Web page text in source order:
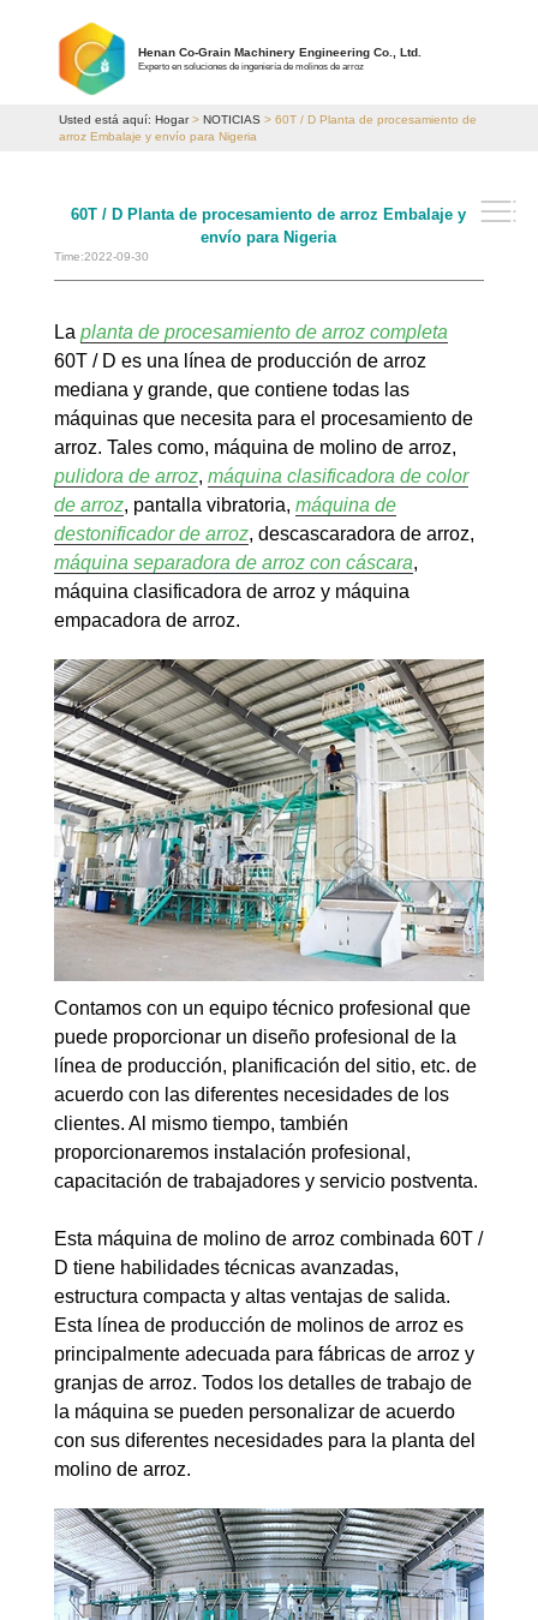
Henan Co-Grain Machinery Engineering Co., Ltd.
Experto en soluciones de ingeniería de molinos de arroz
Usted está aquí: Hogar>NOTICIAS > 60T / D Planta de procesamiento de
arroz Embalaje y envío para Nigeria
60T / D Planta de procesamiento de arroz Embalaje y
envío para Nigeria
Time:2022-09-30
La planta de procesamiento de arroz completa
60T / D es una línea de producción de arroz
mediana y grande, que contiene todas las
máquinas que necesita para el procesamiento de
arroz. Tales como, máquina de molino de arroz,
pulidora de arroz, máquina clasificadora de color
de arroz, pantalla vibratoria, máquina de
destonificador de arroz, descascaradora de arroz,
máquina separadora de arroz con cáscara,
máquina clasificadora de arroz y máquina
empacadora de arroz.
Contamos con un equipo técnico profesional que
puede proporcionar un diseño profesional de la
línea de producción, planificación del sitio, etc. de
acuerdo con las diferentes necesidades de los
clientes. Al mismo tiempo, también
proporcionaremos instalación profesional,
capacitación de trabajadores y servicio postventa.
Esta máquina de molino de arroz combinada 60T /
D tiene habilidades técnicas avanzadas,
estructura compacta y altas ventajas de salida.
Esta línea de producción de molinos de arroz es
principalmente adecuada para fábricas de arroz y
granjas de arroz. Todos los detalles de trabajo de
la máquina se pueden personalizar de acuerdo
con sus diferentes necesidades para la planta del
molino de arroz.